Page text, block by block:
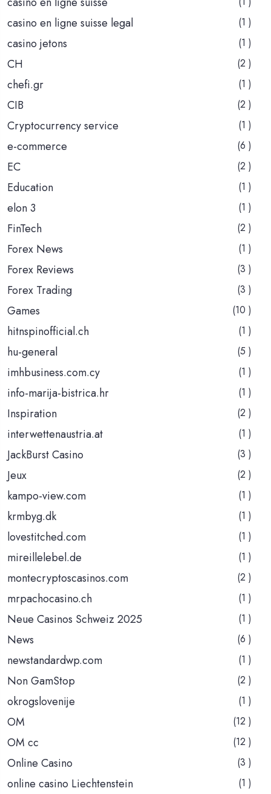
casino en ligne suisse legal (1 )
casino jetons (1 )
CH (2 )
chefi.gr (1 )
CIB (2 )
Cryptocurrency service (1 )
e-commerce (6 )
EC (2 )
Education (1 )
elon 3 (1 )
FinTech (2 )
Forex News (1 )
Forex Reviews (3 )
Forex Trading (3 )
Games (10 )
hitnspinofficial.ch (1 )
hu-general (5 )
imhbusiness.com.cy (1 )
info-marija-bistrica.hr (1 )
Inspiration (2 )
interwettenaustria.at (1 )
JackBurst Casino (3 )
Jeux (2 )
kampo-view.com (1 )
krmbyg.dk (1 )
lovestitched.com (1 )
mireillelebel.de (1 )
montecryptoscasinos.com (2 )
mrpachocasino.ch (1 )
Neue Casinos Schweiz 2025 (1 )
News (6 )
newstandardwp.com (1 )
Non GamStop (2 )
okrogslovenije (1 )
OM (12 )
OM cc (12 )
Online Casino (3 )
online casino Liechtenstein (1 )